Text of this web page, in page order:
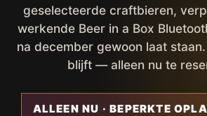
geselecteerde craftbieren,
werkende Beer in a Box
na december gewoon laat
blijft — alleen nu te
ALLEEN NU · BEPERKTE